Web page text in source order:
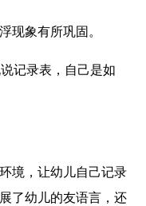
象有所巩固。
记录表，自己是如
，让幼儿自己记录
了幼儿的友语言，还